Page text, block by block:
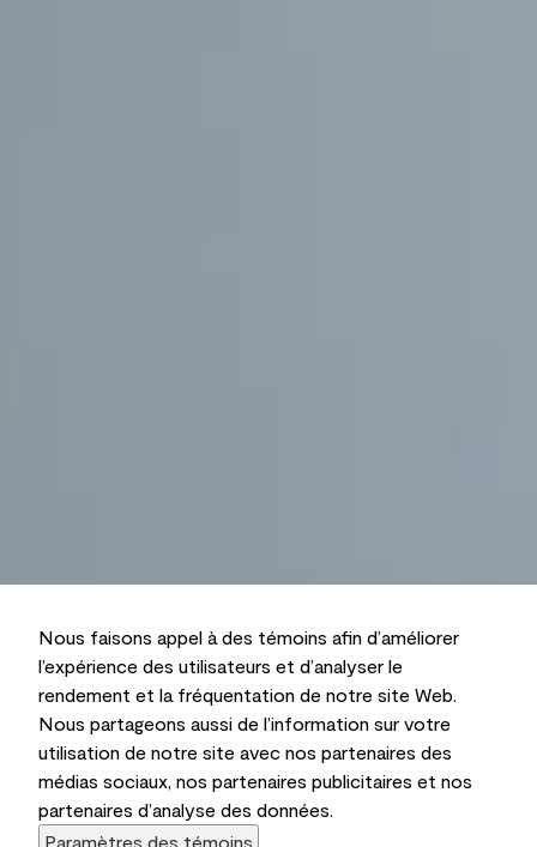
Nous faisons appel à des témoins afin d’améliorer
l’expérience des utilisateurs et d’analyser le
rendement et la fréquentation de notre site Web.
Nous partageons aussi de l’information sur votre
utilisation de notre site avec nos partenaires des
médias sociaux, nos partenaires publicitaires et nos
partenaires d’analyse des données.
Paramètres des témoins